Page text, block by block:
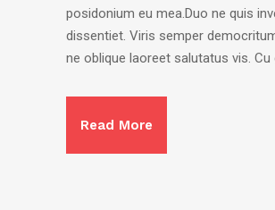
posidonium eu mea.Duo ne quis
dissentiet. Viris semper
ne oblique laoreet salutatus vis. Cu
Read More